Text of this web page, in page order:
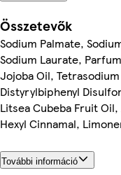
Összetevők
Sodium Palmate,
Sodium Laurate,
Jojoba Oil,
Distyrylbiphenyl
Litsea Cubeba Fruit
Hexyl Cinnamal,
További információ